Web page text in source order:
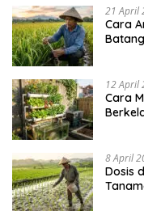
21 April
Cara
12 April
Cara
8 April
Dosis